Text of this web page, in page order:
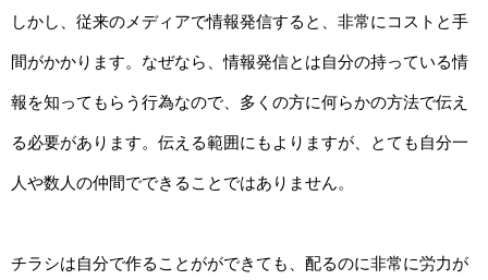
しかし、従来のメディアで情報発信すると、非常にコストと手
間がかかります。なぜなら、情報発信とは自分の持っている情
報を知ってもらう行為なので、多くの方に何らかの方法で伝え
る必要があります。伝える範囲にもよりますが、とても自分一
人や数人の仲間でできることではありません。
チラシは自分で作ることがができても、配るのに非常に労力が